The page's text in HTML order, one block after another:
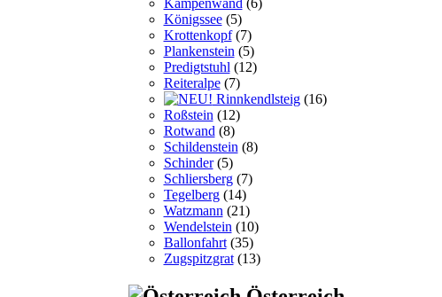
Kampenwand (6)
Königssee(5)
Krottenkopf(7)
Plankenstein (5)
Predigtstuhl (12)
Reiteralpe(7)
Rinnkendlsteig(16)
Roßstein (12)
Rotwand (8)
Schildenstein (8)
Schinder(5)
Schliersberg(7)
Tegelberg(14)
Watzmann (21)
Wendelstein (10)
Ballonfahrt(35)
Zugspitzgrat(13)